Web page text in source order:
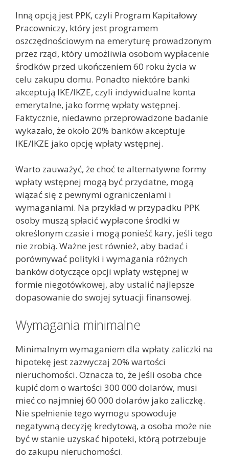
Inną opcją jest PPK, czyli Program Kapitałowy
Pracowniczy, który jest programem
oszczędnościowym na emeryturę prowadzonym
przez rząd, który umożliwia osobom wypłacenie
środków przed ukończeniem 60 roku życia w
celu zakupu domu. Ponadto niektóre banki
akceptują IKE/IKZE, czyli indywidualne konta
emerytalne, jako formę wpłaty wstępnej.
Faktycznie, niedawno przeprowadzone badanie
wykazało, że około 20% banków akceptuje
IKE/IKZE jako opcję wpłaty wstępnej.
Warto zauważyć, że choć te alternatywne formy
wpłaty wstępnej mogą być przydatne, mogą
wiązać się z pewnymi ograniczeniami i
wymaganiami. Na przykład w przypadku PPK
osoby muszą spłacić wypłacone środki w
określonym czasie i mogą ponieść kary, jeśli tego
nie zrobią. Ważne jest również, aby badać i
porównywać polityki i wymagania różnych
banków dotyczące opcji wpłaty wstępnej w
formie niegotówkowej, aby ustalić najlepsze
dopasowanie do swojej sytuacji finansowej.
Wymagania minimalne
Minimalnym wymaganiem dla wpłaty zaliczki na
hipotekę jest zazwyczaj 20% wartości
nieruchomości. Oznacza to, że jeśli osoba chce
kupić dom o wartości 300 000 dolarów, musi
mieć co najmniej 60 000 dolarów jako zaliczkę.
Nie spełnienie tego wymogu spowoduje
negatywną decyzję kredytową, a osoba może nie
być w stanie uzyskać hipoteki, którą potrzebuje
do zakupu nieruchomości.